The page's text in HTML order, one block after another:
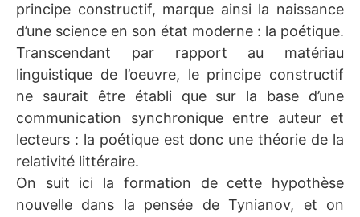
principe constructif, marque ainsi la naissance
d’une science en son état moderne : la poétique.
Transcendant par rapport au matériau
linguistique de l’oeuvre, le principe constructif
ne saurait être établi que sur la base d’une
communication synchronique entre auteur et
lecteurs : la poétique est donc une théorie de la
relativité littéraire.
On suit ici la formation de cette hypothèse
nouvelle dans la pensée de Tynianov, et on